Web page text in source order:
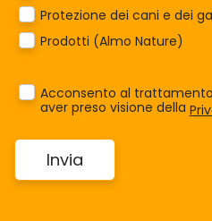
Protezione dei cani e dei
Prodotti (Almo Nature)
Acconsento al
aver preso visione della